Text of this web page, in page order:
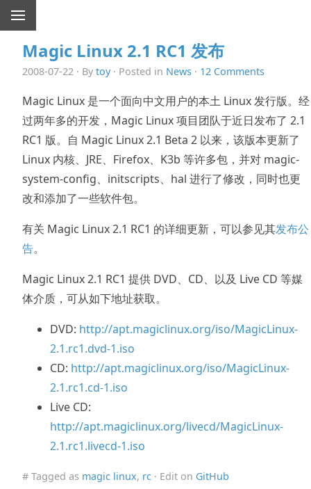
Magic Linux 2.1 RC1 发布
2008-07-22 · By toy· Posted in News · 12 Comments
Magic Linux 是一个面向中文用户的本土 Linux 发行版。经
过两年多的开发，Magic Linux 项目团队于近日发布了 2.1
RC1 版。自 Magic Linux 2.1 Beta 2 以来，该版本更新了
Linux 内核、JRE、Firefox、K3b 等许多包，并对 magic-
system-config、initscripts、hal 进行了修改，同时也更
改和添加了一些软件包。
有关 Magic Linux 2.1 RC1 的详细更新，可以参见其发布公
告。
Magic Linux 2.1 RC1 提供 DVD、CD、以及 Live CD 等媒
体介质，可从如下地址获取。
DVD: http://apt.magiclinux.org/iso/MagicLinux-
2.1.rc1.dvd-1.iso
CD: http://apt.magiclinux.org/iso/MagicLinux-
2.1.rc1.cd-1.iso
Live CD:
http://apt.magiclinux.org/livecd/MagicLinux-
2.1.rc1.livecd-1.iso
# Tagged as magic linux, rc · Edit on GitHub